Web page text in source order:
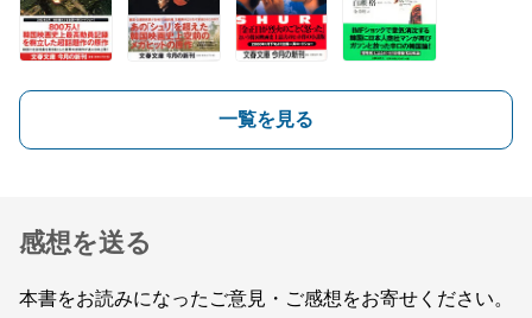
一覧を見る
感想を送る
本書をお読みになったご意見・ご感想をお寄せください。